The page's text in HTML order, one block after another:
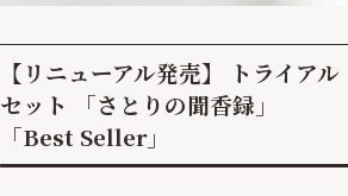
【リニューアル発売】 トライアル
セット 「さとりの聞香録」
「Best Seller」